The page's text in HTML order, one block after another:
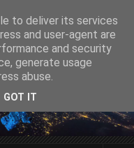
to deliver its services
and user-agent are
and security
generate usage
abuse.
GOT IT